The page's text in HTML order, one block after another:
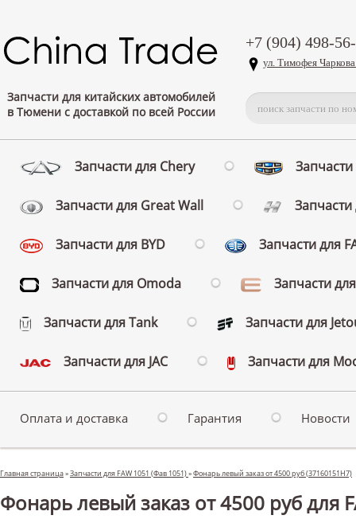
Запчасти для китайских автомобилей
в Тюмени с доставкой по всей России
+7 (904) 498-
ул. Тимофея
Запчасти для Chery
Запчасти для Great Wall
Запчасти для BYD Запчасти для
Запчасти для Omoda Запчасти
Запчасти для Tank Запчасти для
Запчасти для JAC Запчасти для
Оплата и доставка Гарантия Новости
Главная страница»Запчасти для FAW 1051 (Фав 1051)»Фонарь левый заказ от 4500 руб (37160151H7)
Фонарь левый заказ от 4500 руб для